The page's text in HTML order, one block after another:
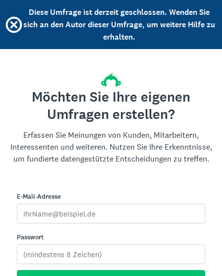
Diese Umfrage ist derzeit geschlossen. Wenden Sie
sich an den Autor dieser Umfrage, um weitere Hilfe zu
erhalten.
Möchten Sie Ihre eigenen
Umfragen erstellen?
Erfassen Sie Meinungen von Kunden, Mitarbeitern,
Interessenten und weiteren. Nutzen Sie Ihre Erkenntnisse,
um fundierte datengestützte Entscheidungen zu treffen.
E-Mail-Adresse
Passwort